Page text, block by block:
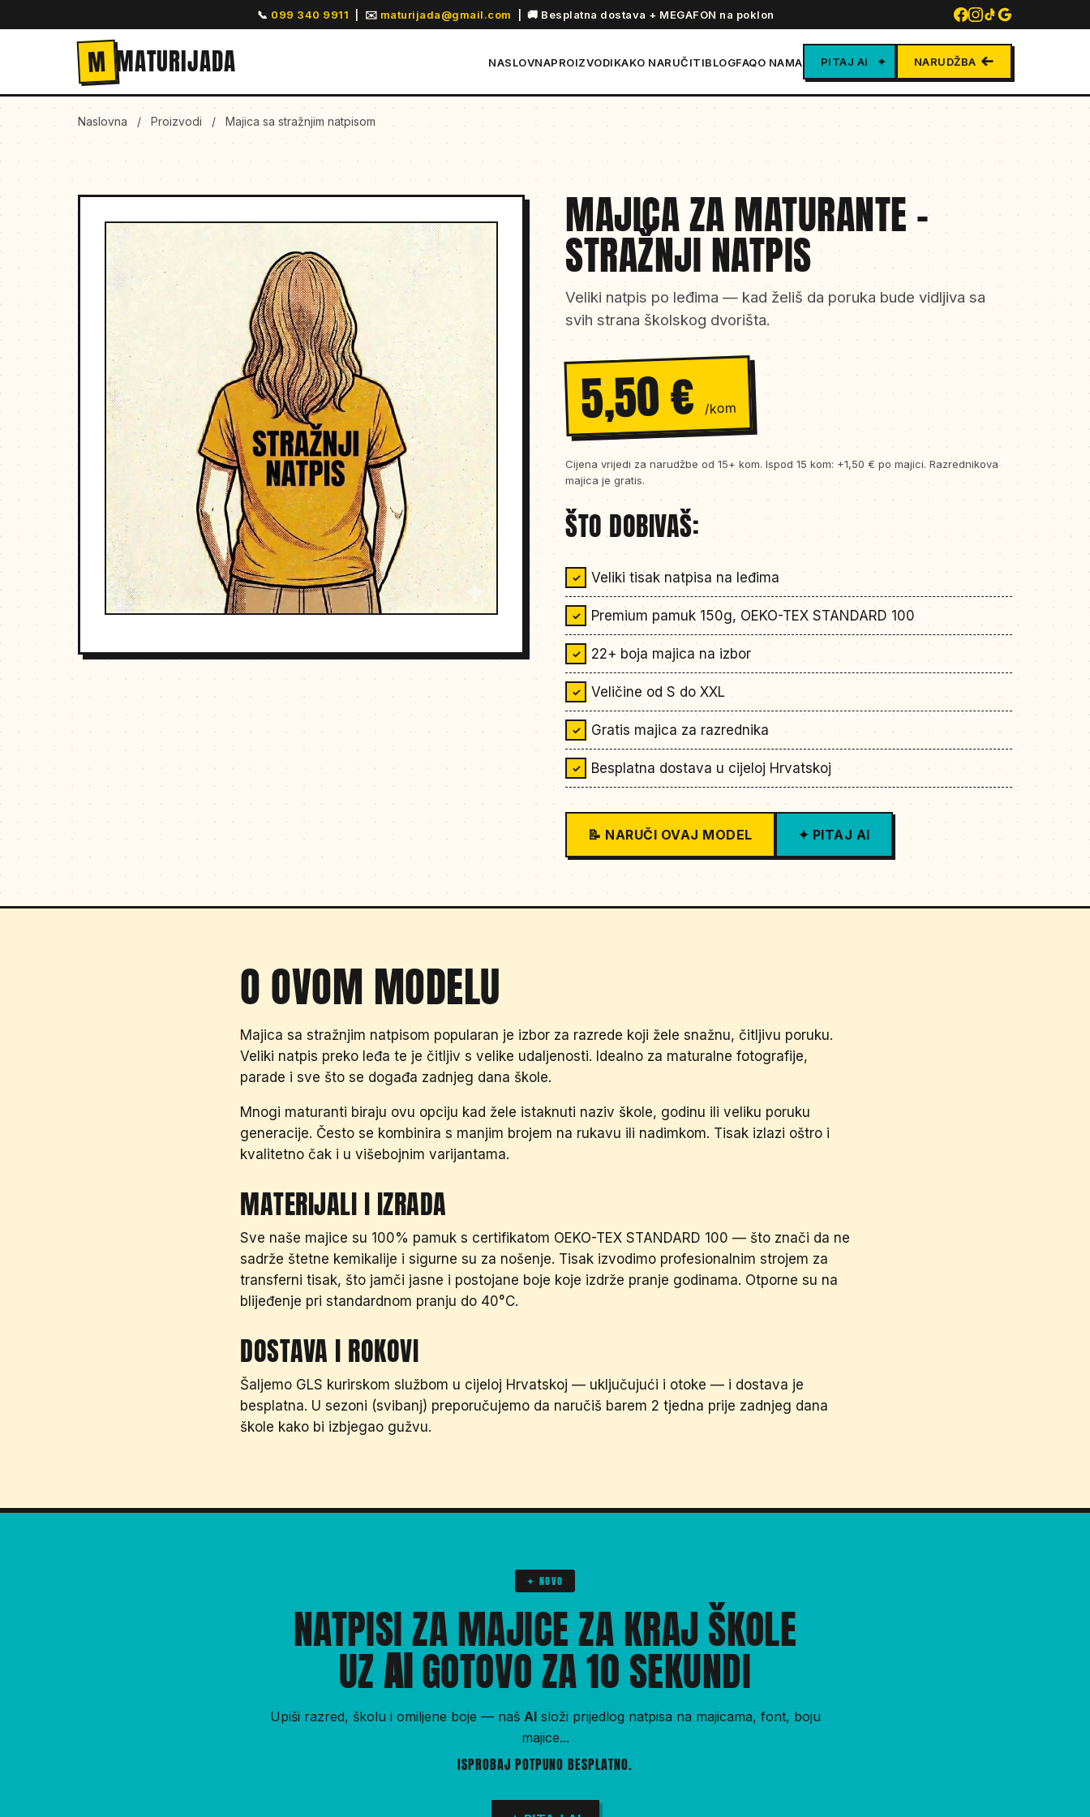
📞 099 340 9911 | ✉️ maturijada@gmail.com |🚚 Besplatna dostava + MEGAFON na poklon
M MATURIJADA NASLOVNAPROIZVODIKAKO NARUČITIBLOGFAQO NAMA PITAJ AI ✦ NARUDŽBA
Naslovna / Proizvodi / Majica sa stražnjim natpisom
MAJICA ZA MATURANTE –
STRAŽNJI NATPIS
Veliki natpis po leđima — kad želiš da poruka bude vidljiva sa
svih strana školskog dvorišta.
5,50 €/kom
Cijena vrijedi za narudžbe od 15+ kom. Ispod 15 kom: +1,50 € po majici. Razrednikova
majica je gratis.
ŠTO DOBIVAŠ:
Veliki tisak natpisa na leđima
Premium pamuk 150g, OEKO-TEX STANDARD 100
22+ boja majica na izbor
Veličine od S do XXL
Gratis majica za razrednika
Besplatna dostava u cijeloj Hrvatskoj
📝 NARUČI OVAJ MODEL ✦ PITAJ AI
O OVOM MODELU
Majica sa stražnjim natpisom popularan je izbor za razrede koji žele snažnu, čitljivu poruku.
Veliki natpis preko leđa te je čitljiv s velike udaljenosti. Idealno za maturalne fotografije,
parade i sve što se događa zadnjeg dana škole.
Mnogi maturanti biraju ovu opciju kad žele istaknuti naziv škole, godinu ili veliku poruku
generacije. Često se kombinira s manjim brojem na rukavu ili nadimkom. Tisak izlazi oštro i
kvalitetno čak i u višebojnim varijantama.
MATERIJALI I IZRADA
Sve naše majice su 100% pamuk s certifikatom OEKO-TEX STANDARD 100 — što znači da ne
sadrže štetne kemikalije i sigurne su za nošenje. Tisak izvodimo profesionalnim strojem za
transferni tisak, što jamči jasne i postojane boje koje izdrže pranje godinama. Otporne su na
blijeđenje pri standardnom pranju do 40°C.
DOSTAVA I ROKOVI
Šaljemo GLS kurirskom službom u cijeloj Hrvatskoj — uključujući i otoke — i dostava je
besplatna. U sezoni (svibanj) preporučujemo da naručiš barem 2 tjedna prije zadnjeg dana
škole kako bi izbjegao gužvu.
✦ NOVO
NATPISI ZA MAJICE ZA KRAJ ŠKOLE
UZAIGOTOVO ZA 10 SEKUNDI
Upiši razred, školu i omiljene boje — naš AIsloži prijedlog natpisa na majicama, font, boju
majice...
ISPROBAJ POTPUNO BESPLATNO.